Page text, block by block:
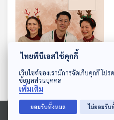
ดาวน์โหลด Thai PBS Podcast Application
EP. 55: วัน (ปีใหม่) นี้ดีที่สุด
Made My Day วันนี้ดีที่สุด
ไทยพีบีเอสใช้คุกกี้
เว็บไซต์ของเรามีการจัดเก็บคุกกี้ โ
ข้อมูลส่วนบุคคล
เพิ่มเติม
ยอมรับทั้งหมด ไม่ยอมรับ